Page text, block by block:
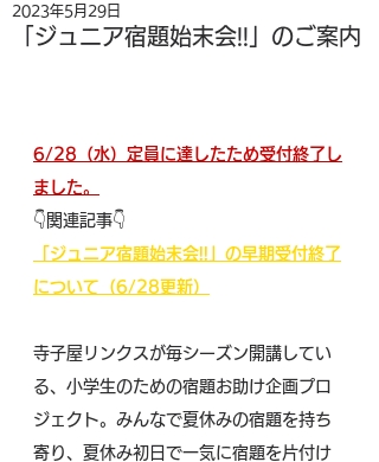
「ジュニア宿題始末会!!」のご案内
2023年5月29日
6/28（水）定員に達したため受付終了し
ました。
👇関連記事👇
「ジュニア宿題始末会!!」の早期受付終了
について（6/28更新）
寺子屋リンクスが毎シーズン開講してい
る、小学生のための宿題お助け企画プロ
ジェクト。みんなで夏休みの宿題を持ち
寄り、夏休み初日で一気に宿題を片付け